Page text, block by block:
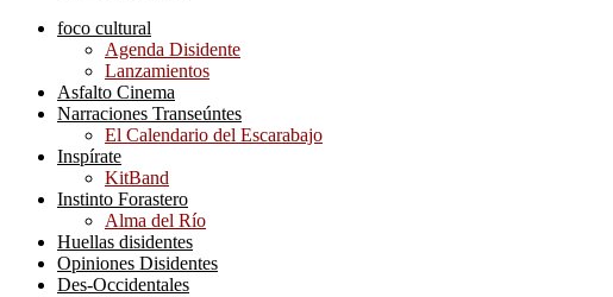
foco cultural
Agenda Disidente
Lanzamientos
Asfalto Cinema
Narraciones Transeúntes
El Calendario del Escarabajo
Inspírate
KitBand
Instinto Forastero
Alma del Río
Huellas disidentes
Opiniones Disidentes
Des-Occidentales